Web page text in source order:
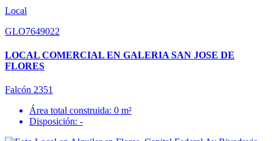
Local
GLO7649022
LOCAL COMERCIAL EN GALERIA SAN JOSE DE
FLORES
Falcón 2351
Área total construida: 0 m²
Disposición: -